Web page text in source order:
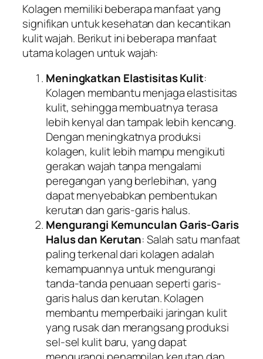
Kolagen memiliki beberapa manfaat yang
signifikan untuk kesehatan dan kecantikan
kulit wajah. Berikut ini beberapa manfaat
utama kolagen untuk wajah:
Meningkatkan Elastisitas Kulit:
Kolagen membantu menjaga elastisitas
kulit, sehingga membuatnya terasa
lebih kenyal dan tampak lebih kencang.
Dengan meningkatnya produksi
kolagen, kulit lebih mampu mengikuti
gerakan wajah tanpa mengalami
peregangan yang berlebihan, yang
dapat menyebabkan pembentukan
kerutan dan garis-garis halus.
Mengurangi Kemunculan Garis-Garis
Halus dan Kerutan: Salah satu manfaat
paling terkenal dari kolagen adalah
kemampuannya untuk mengurangi
tanda-tanda penuaan seperti garis-
garis halus dan kerutan. Kolagen
membantu memperbaiki jaringan kulit
yang rusak dan merangsang produksi
sel-sel kulit baru, yang dapat